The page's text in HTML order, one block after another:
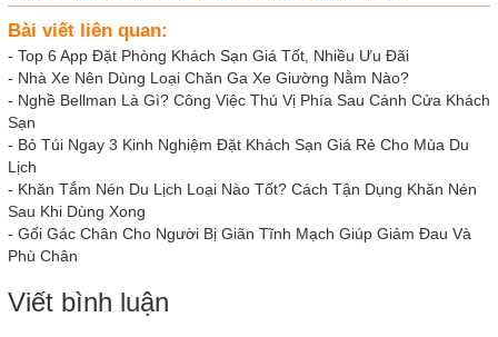
Bài viết liên quan:
- Top 6 App Đặt Phòng Khách Sạn Giá Tốt, Nhiều Ưu Đãi
- Nhà Xe Nên Dùng Loại Chăn Ga Xe Giường Nằm Nào?
- Nghề Bellman Là Gì? Công Việc Thú Vị Phía Sau Cánh Cửa Khách
Sạn
- Bỏ Túi Ngay 3 Kinh Nghiệm Đặt Khách Sạn Giá Rẻ Cho Mùa Du
Lịch
- Khăn Tắm Nén Du Lịch Loại Nào Tốt? Cách Tận Dụng Khăn Nén
Sau Khi Dùng Xong
- Gối Gác Chân Cho Người Bị Giãn Tĩnh Mạch Giúp Giảm Đau Và
Phù Chân
Viết bình luận